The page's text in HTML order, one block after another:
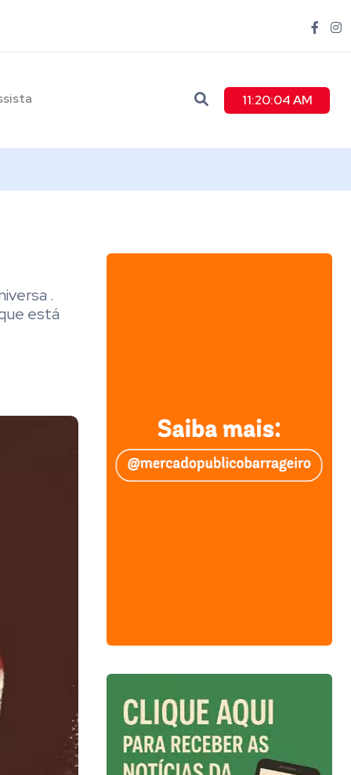
11:20:05 AM
.
está